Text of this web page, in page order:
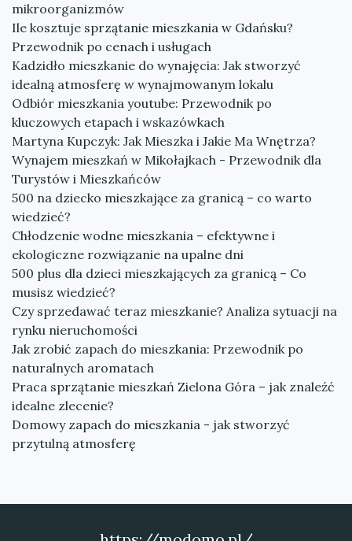
mikroorganizmów
Ile kosztuje sprzątanie mieszkania w Gdańsku?
Przewodnik po cenach i usługach
Kadzidło mieszkanie do wynajęcia: Jak stworzyć
idealną atmosferę w wynajmowanym lokalu
Odbiór mieszkania youtube: Przewodnik po
kluczowych etapach i wskazówkach
Martyna Kupczyk: Jak Mieszka i Jakie Ma Wnętrza?
Wynajem mieszkań w Mikołajkach - Przewodnik dla
Turystów i Mieszkańców
500 na dziecko mieszkające za granicą – co warto
wiedzieć?
Chłodzenie wodne mieszkania – efektywne i
ekologiczne rozwiązanie na upalne dni
500 plus dla dzieci mieszkających za granicą – Co
musisz wiedzieć?
Czy sprzedawać teraz mieszkanie? Analiza sytuacji na
rynku nieruchomości
Jak zrobić zapach do mieszkania: Przewodnik po
naturalnych aromatach
Praca sprzątanie mieszkań Zielona Góra – jak znaleźć
idealne zlecenie?
Domowy zapach do mieszkania - jak stworzyć
przytulną atmosferę